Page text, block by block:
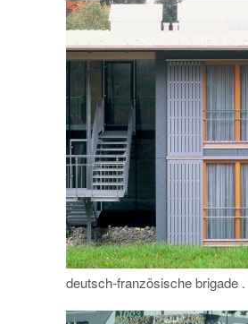
deutsch-französische brigade